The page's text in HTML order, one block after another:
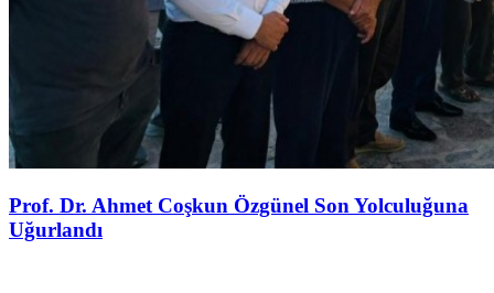
Prof. Dr. Ahmet Coşkun Özgünel Son Yolculuğuna
Uğurlandı